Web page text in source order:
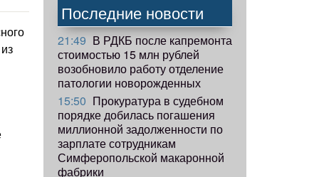
Последние новости
21:49 В РДКБ после капремонта
стоимостью 15 млн рублей
возобновило работу отделение
патологии новорожденных
15:50 Прокуратура в судебном
порядке добилась погашения
миллионной задолженности по
зарплате сотрудникам
Симферопольской макаронной
фабрики